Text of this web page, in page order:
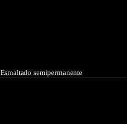
Esmaltado semipermanente